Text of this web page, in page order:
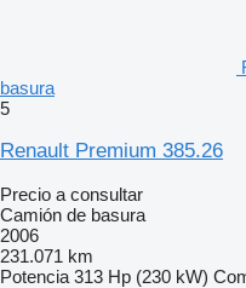
basura
5
Renault Premium 385.26
Precio a consultar
Camión de basura
2006
231.071 km
Potencia 313 Hp (230 kW)